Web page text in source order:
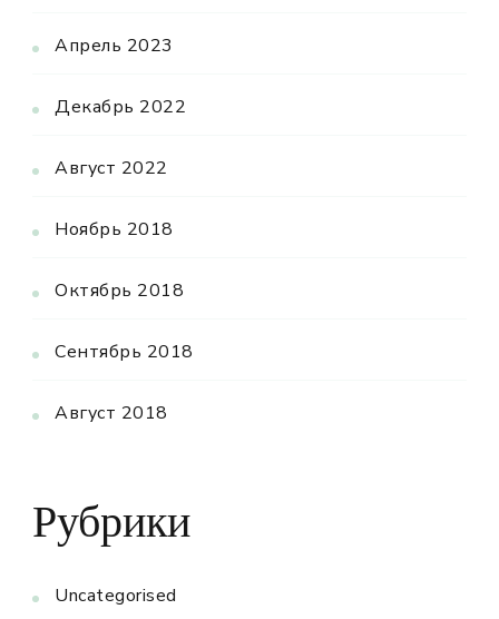
Апрель 2023
Декабрь 2022
Август 2022
Ноябрь 2018
Октябрь 2018
Сентябрь 2018
Август 2018
Рубрики
Uncategorised